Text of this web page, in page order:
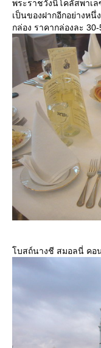
พระราชวังนิโคลัสพาเ
เป็นของฝากอีกอย่างห
กล่อง ราคากล่องละ
บสถ์นางชี สมอลนี่ คอ